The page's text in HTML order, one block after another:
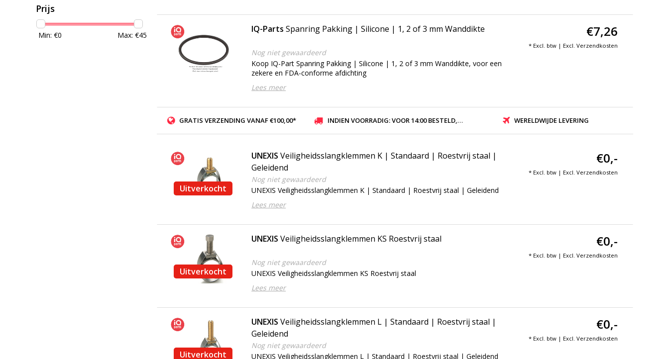
Prijs
Min: €0 Max: €45
IQ-Parts Spanring Pakking | Silicone | 1, 2 of 3 mm Wanddikte
Nog niet gewaardeerd
Koop IQ-Part Spanring Pakking | Silicone | 1, 2 of 3 mm Wanddikte, voor een
zekere en FDA-conforme afdichting
Lees meer
€7,26
* Excl. btw | Excl. Verzendkosten
GRATIS VERZENDING VANAF €100,00* INDIEN VOORRADIG: VOOR 14:00 BESTELD, ZELFDE DAG VERZONDEN WERELDWIJDE LEVERING
Uitverkocht
UNEXIS Veiligheidsslangklemmen K | Standaard | Roestvrij staal |
Geleidend
Nog niet gewaardeerd
UNEXIS Veiligheidsslangklemmen K | Standaard | Roestvrij staal | Geleidend
Lees meer
€0,-
* Excl. btw | Excl. Verzendkosten
Uitverkocht
UNEXIS Veiligheidsslangklemmen KS Roestvrij staal
Nog niet gewaardeerd
UNEXIS Veiligheidsslangklemmen KS Roestvrij staal
Lees meer
€0,-
* Excl. btw | Excl. Verzendkosten
Uitverkocht
UNEXIS Veiligheidsslangklemmen L | Standaard | Roestvrij staal |
Geleidend
Nog niet gewaardeerd
UNEXIS Veiligheidsslangklemmen L | Standaard | Roestvrij staal | Geleidend
€0,-
* Excl. btw | Excl. Verzendkosten